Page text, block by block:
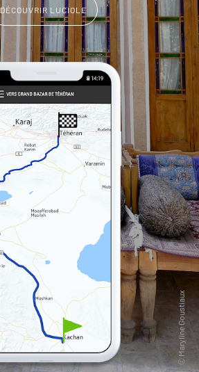
DÉCOUVRIR LUCIOLE